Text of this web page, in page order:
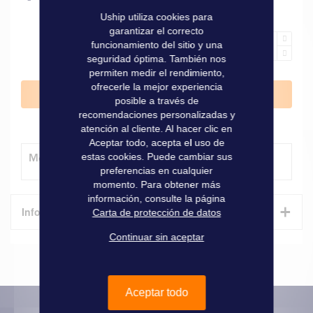
Añadir al carrito
Método de entrega
Informaciones técnicas +
Marque Fusion
Uship utiliza cookies para
garantizar el correcto
funcionamiento del sitio y una
seguridad óptima. También nos
permiten medir el rendimiento,
ofrecerle la mejor experiencia
posible a través de
recomendaciones personalizadas y
atención al cliente. Al hacer clic en
Aceptar todo, acepta el uso de
estas cookies. Puede cambiar sus
preferencias en cualquier
momento. Para obtener más
información, consulte la página
Carta de protección de datos
Continuar sin aceptar
Aceptar todo